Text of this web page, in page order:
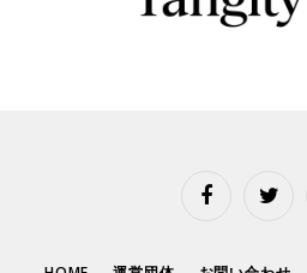
FacebookTwitter